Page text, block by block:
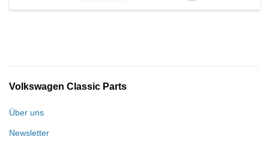
Volkswagen Classic Parts
Über uns
Newsletter